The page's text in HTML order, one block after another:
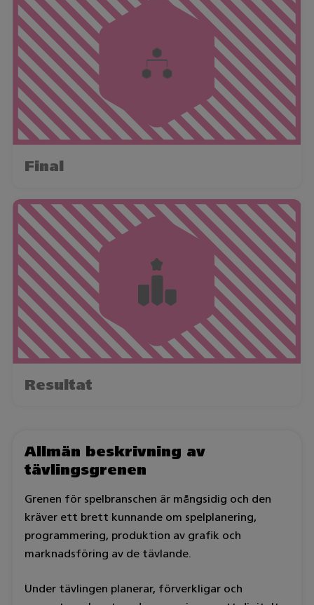
Final
Resultat
Allmän beskrivning av
tävlingsgrenen
Grenen för spelbranschen är mångsidig och den
kräver ett brett kunnande om spelplanering,
programmering, produktion av grafik och
marknadsföring av de tävlande.
Under tävlingen planerar, förverkligar och